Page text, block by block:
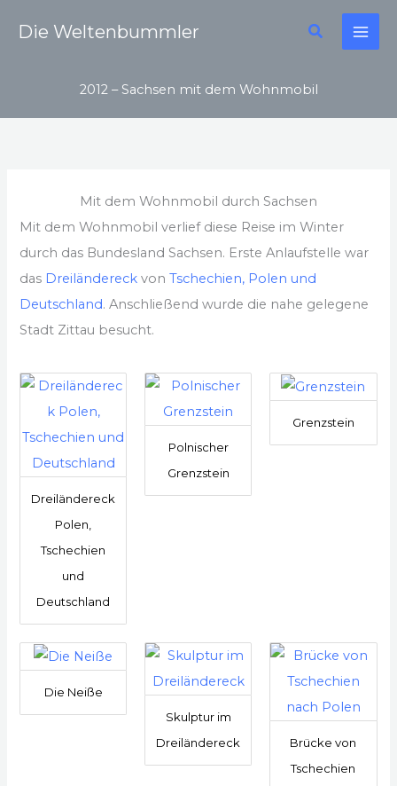
InhaltDie Weltenbummler Suchen
2012 – Sachsen mit dem Wohnmobil
Mit dem Wohnmobil durch Sachsen
Mit dem Wohnmobil verlief diese Reise im Winter
durch das Bundesland Sachsen. Erste Anlaufstelle war
das Dreiländereck vonTschechien, Polen und
Deutschland. Anschließend wurde die nahe gelegene
Stadt Zittau besucht.
Dreiländereck
Polen,
Tschechien
und
Deutschland
Polnischer
Grenzstein
Grenzstein
Die Neiße
Skulptur im
Dreiländereck
Brücke von
Tschechien